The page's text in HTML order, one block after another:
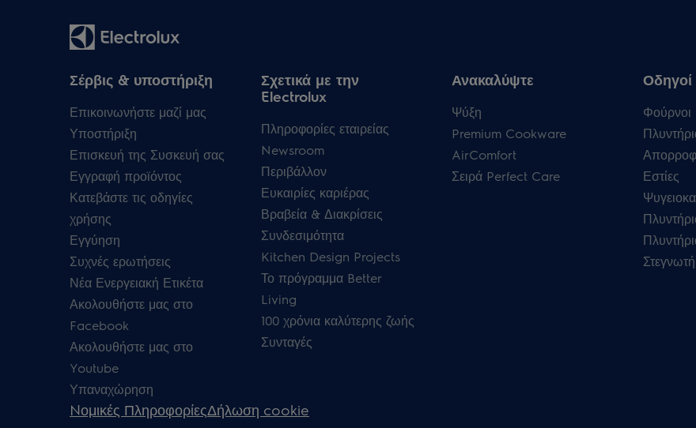
Σέρβις & υποστήριξη
Επικοινωνήστε μαζί μας
Υποστήριξη
Επισκευή της Συσκευή σας
Εγγραφή προϊόντος
Κατεβάστε τις οδηγίες
χρήσης
Εγγύηση
Συχνές ερωτήσεις
Νέα Ενεργειακή Ετικέτα
Ακολουθήστε μας στο
Facebook
Ακολουθήστε μας στο
Youtube
Υπαναχώρηση
Σχετικά με την
Electrolux
Πληροφορίες εταιρείας
Newsroom
Περιβάλλον
Ευκαιρίες καριέρας
Βραβεία & Διακρίσεις
Συνδεσιμότητα
Kitchen Design Projects
Το πρόγραμμα Better
Living
100 χρόνια καλύτερης ζωής
Συνταγές
Ανακαλύψτε
Ψύξη
Premium Cookware
AirComfort
Σειρά Perfect Care
Φούρνοι
Εστίες
Nομικές ΠληροφορίεςΔήλωση cookie